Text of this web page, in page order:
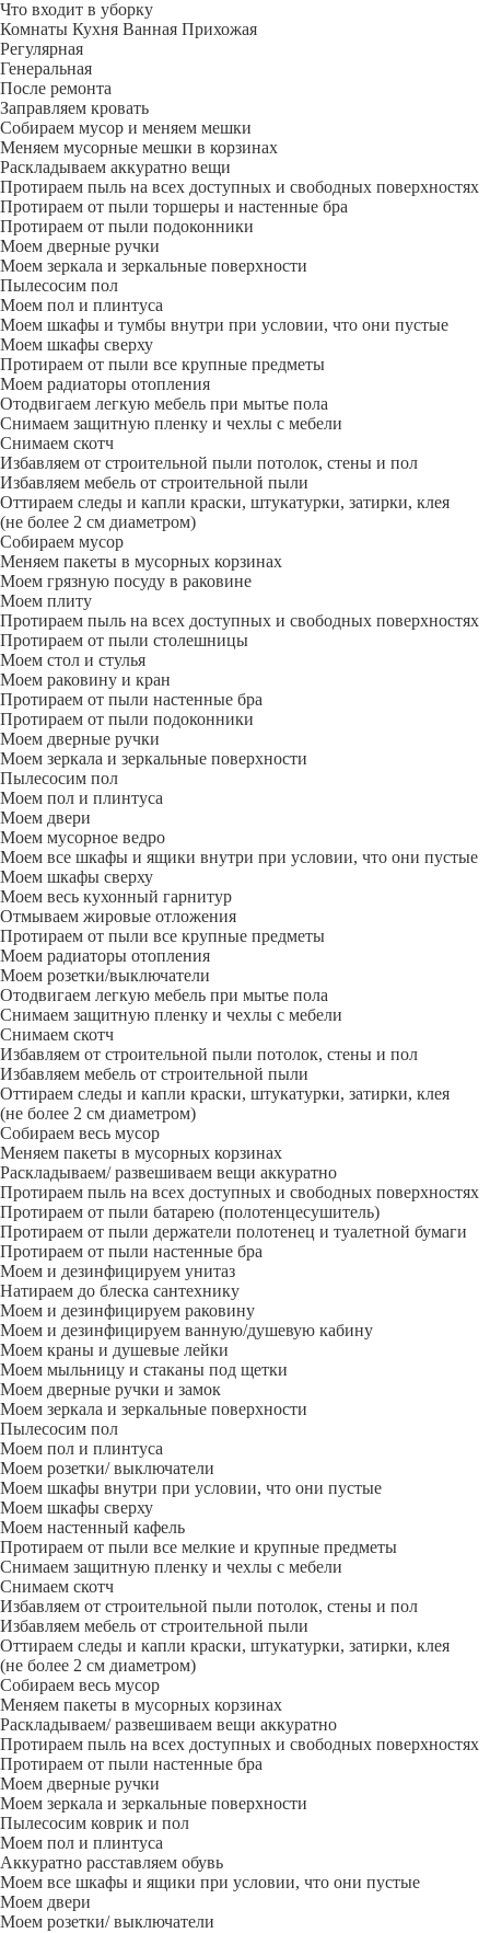
Что входит в уборку
Регу­лярная
Гене­ральная
После ремонта
Заправляем кровать
Собираем мусор и меняем мешки
Меняем мусорные мешки в корзинах
Раскладываем аккуратно вещи
Протираем пыль на всех доступных и свободных поверхностях
Протираем от пыли торшеры и настенные бра
Протираем от пыли подоконники
Моем дверные ручки
Моем зеркала и зеркальные поверхности
Пылесосим пол
Моем пол и плинтуса
Моем шкафы и тумбы внутри при условии, что они пустые
Моем шкафы сверху
Протираем от пыли все крупные предметы
Моем радиаторы отопления
Отодвигаем легкую мебель при мытье пола
Снимаем защитную пленку и чехлы с мебели
Снимаем скотч
Избавляем от строительной пыли потолок, стены и пол
Избавляем мебель от строительной пыли
Оттираем следы и капли краски, штукатурки, затирки, клея
(не более 2 см диаметром)
Собираем мусор
Меняем пакеты в мусорных корзинах
Моем грязную посуду в раковине
Моем плиту
Протираем пыль на всех доступных и свободных поверхностях
Протираем от пыли столешницы
Моем стол и стулья
Моем раковину и кран
Протираем от пыли настенные бра
Протираем от пыли подоконники
Моем дверные ручки
Моем зеркала и зеркальные поверхности
Пылесосим пол
Моем пол и плинтуса
Моем двери
Моем мусорное ведро
Моем все шкафы и ящики внутри при условии, что они пустые
Моем шкафы сверху
Моем весь кухонный гарнитур
Отмываем жировые отложения
Протираем от пыли все крупные предметы
Моем радиаторы отопления
Моем розетки/выключатели
Отодвигаем легкую мебель при мытье пола
Снимаем защитную пленку и чехлы с мебели
Снимаем скотч
Избавляем от строительной пыли потолок, стены и пол
Избавляем мебель от строительной пыли
Оттираем следы и капли краски, штукатурки, затирки, клея
(не более 2 см диаметром)
Собираем весь мусор
Меняем пакеты в мусорных корзинах
Раскладываем/ развешиваем вещи аккуратно
Протираем пыль на всех доступных и свободных поверхностях
Протираем от пыли батарею (полотенцесушитель)
Протираем от пыли держатели полотенец и туалетной бумаги
Протираем от пыли настенные бра
Моем и дезинфицируем унитаз
Натираем до блеска сантехнику
Моем и дезинфицируем раковину
Моем и дезинфицируем ванную/душевую кабину
Моем краны и душевые лейки
Моем мыльницу и стаканы под щетки
Моем дверные ручки и замок
Моем зеркала и зеркальные поверхности
Пылесосим пол
Моем пол и плинтуса
Моем розетки/ выключатели
Моем шкафы внутри при условии, что они пустые
Моем шкафы сверху
Моем настенный кафель
Протираем от пыли все мелкие и крупные предметы
Снимаем защитную пленку и чехлы с мебели
Снимаем скотч
Избавляем от строительной пыли потолок, стены и пол
Избавляем мебель от строительной пыли
Оттираем следы и капли краски, штукатурки, затирки, клея
(не более 2 см диаметром)
Собираем весь мусор
Меняем пакеты в мусорных корзинах
Раскладываем/ развешиваем вещи аккуратно
Протираем пыль на всех доступных и свободных поверхностях
Протираем от пыли настенные бра
Моем дверные ручки
Моем зеркала и зеркальные поверхности
Пылесосим коврик и пол
Моем пол и плинтуса
Аккуратно расставляем обувь
Моем все шкафы и ящики при условии, что они пустые
Моем двери
Моем розетки/ выключатели